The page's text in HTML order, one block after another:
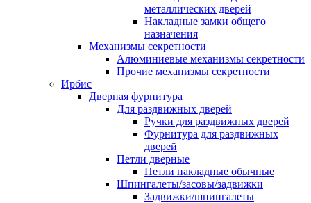
металлических дверей
Накладные замки общего
назначения
Механизмы секретности
Алюминиевые механизмы секретности
Прочие механизмы секретности
Ирбис
Дверная фурнитура
Для раздвижных дверей
Ручки для раздвижных дверей
Фурнитура для раздвижных
дверей
Петли дверные
Петли накладные обычные
Шпингалеты/засовы/задвижки
Задвижки/шпингалеты